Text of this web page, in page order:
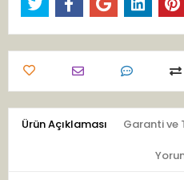
Ürün Açıklaması Garanti ve